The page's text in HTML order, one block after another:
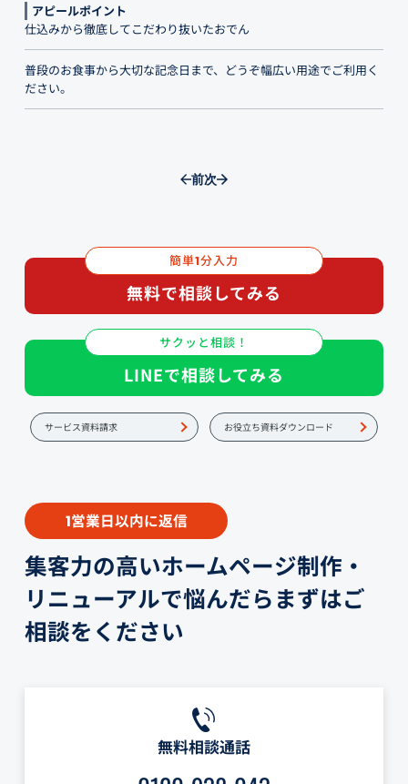
アピールポイント
仕込みから徹底してこだわり抜いたおでん
普段のお食事から大切な記念日まで、どうぞ幅広い用途でご利用く
ださい。
前次
簡単1分入力
無料で相談してみる
サクッと相談！
LINEで相談してみる
サービス資料請求 お役立ち資料ダウンロード
1営業日以内に返信
集客力の高いホームページ制作・
リニューアルで悩んだらまずはご
相談をください
無料相談通話